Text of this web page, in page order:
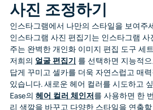
헤드샷 생성기 프로
AI 얼굴 사진 생성기
여권 사진 메이커
비디오 도구
사진 조정하기
인스타그램에서 나만의 스타일을 보여주
인스타그램 사진 편집기는 인스타그램 사
주는 완벽한 개인화 이미지 편집 도구 세
저희의 얼굴 편집기 를 선택하면 지능적
답게 꾸미고 셀카를 더욱 자연스럽고 매
있습니다. 새로운 헤어 컬러를 시도하고
Ease의 헤어 컬러 체인저를 사용하면 한
리 색깔을 바꾸고 다양한 스타일을 연출